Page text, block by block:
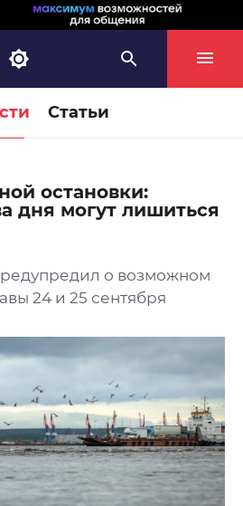
Статьи
остановки:
дня могут лишиться
о возможном
24 и 25 сентября